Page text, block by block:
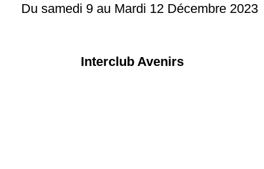
Du samedi 9 au Mardi 12 Décembre 2023
Interclub Avenirs